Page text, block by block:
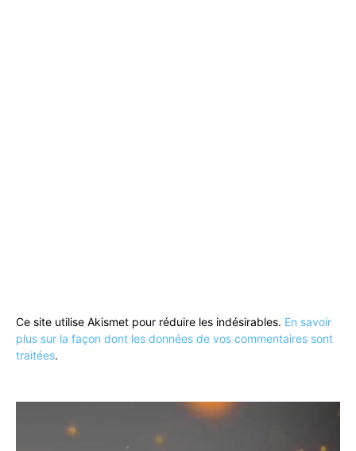
Ce site utilise Akismet pour réduire les indésirables. En savoir
plus sur la façon dont les données de vos commentaires sont
traitées.